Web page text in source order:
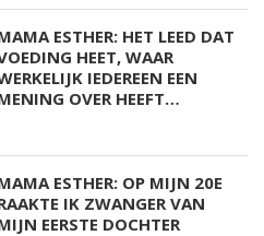
ESTHER: HET LEED DAT
HEET, WAAR
IEDEREEN EEN
OVER HEEFT…
ESTHER: OP MIJN 20E
IK ZWANGER VAN
EERSTE DOCHTER